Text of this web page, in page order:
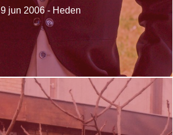
9 jun 2006 - Heden